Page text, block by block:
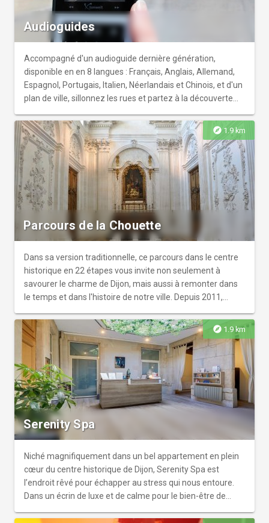
Audioguides
Accompagné d'un audioguide dernière génération,
disponible en en 8 langues : Français, Anglais, Allemand,
Espagnol, Portugais, Italien, Néerlandais et Chinois, et d'un
plan de ville, sillonnez les rues et partez à la découverte
promenade). Disponibles à l'accueil Forges de l'Office de
Tourisme de Dijon Métropole, 11 rue des Forges, 21000
Dijon. Merci de bien vouloir vous présenter 3 heures avant
la fermeture de l'accueil Forges pour retirer les
audioguides et de vous présenter 15 minutes avant
l'horaire de fermeture pour les restituer.
explore 1.9 km
Parcours de la Chouette
Dans sa version traditionnelle, ce parcours dans le centre
historique en 22 étapes vous invite non seulement à
savourer le charme de Dijon, mais aussi à remonter dans
le temps et dans l'histoire de notre ville. Depuis 2011,
il permet désormais de découvrir d'autres facettes de
Dijon : le quartier Jean-Jacques Rousseau, le quartier Zola
et l'accès au Puits de Moïse et à la Chartreuse de
Champmol. Livret en vente aux points d'accueil de l'office
de tourisme de Dijon.
explore 1.9 km
Serenity Spa
Niché magnifiquement dans un bel appartement en plein
cœur du centre historique de Dijon, Serenity Spa est
l’endroit rêvé pour échapper au stress qui nous entoure.
Dans un écrin de luxe et de calme pour le bien-être de